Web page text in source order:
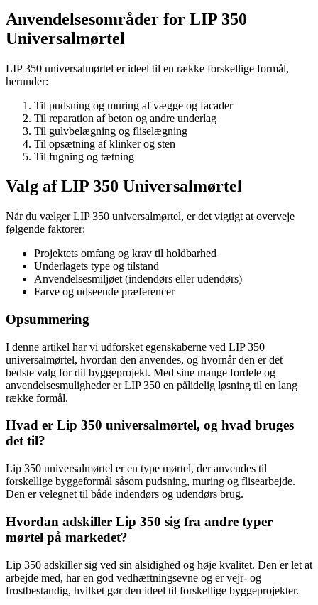
Anvendelsesområder for LIP 350
Universalmørtel
LIP 350 universalmørtel er ideel til en række forskellige formål,
herunder:
Til pudsning og muring af vægge og facader
Til reparation af beton og andre underlag
Til gulvbelægning og fliselægning
Til opsætning af klinker og sten
Til fugning og tætning
Valg af LIP 350 Universalmørtel
Når du vælger LIP 350 universalmørtel, er det vigtigt at overveje
følgende faktorer:
Projektets omfang og krav til holdbarhed
Underlagets type og tilstand
Anvendelsesmiljøet (indendørs eller udendørs)
Farve og udseende præferencer
Opsummering
I denne artikel har vi udforsket egenskaberne ved LIP 350
universalmørtel, hvordan den anvendes, og hvornår den er det
bedste valg for dit byggeprojekt. Med sine mange fordele og
anvendelsesmuligheder er LIP 350 en pålidelig løsning til en lang
række formål.
Hvad er Lip 350 universalmørtel, og hvad bruges
det til?
Lip 350 universalmørtel er en type mørtel, der anvendes til
forskellige byggeformål såsom pudsning, muring og flisearbejde.
Den er velegnet til både indendørs og udendørs brug.
Hvordan adskiller Lip 350 sig fra andre typer
mørtel på markedet?
Lip 350 adskiller sig ved sin alsidighed og høje kvalitet. Den er let at
arbejde med, har en god vedhæftningsevne og er vejr- og
frostbestandig, hvilket gør den ideel til forskellige byggeprojekter.